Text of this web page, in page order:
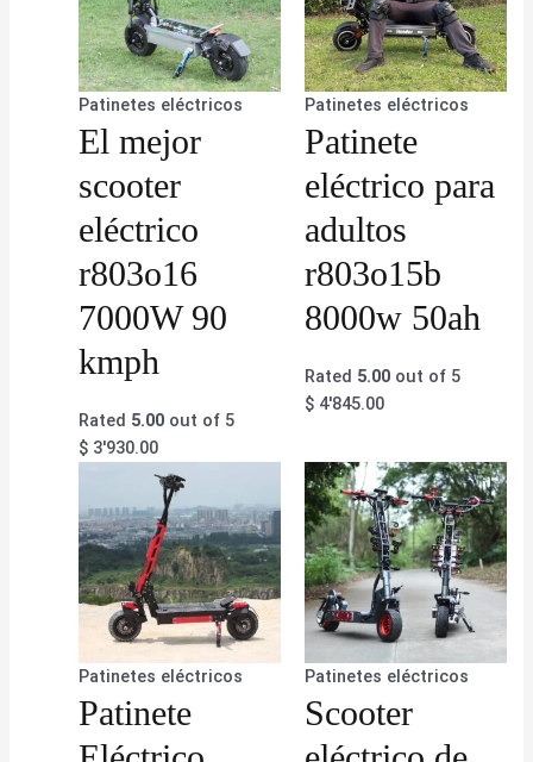
Patinetes eléctricos
El mejor
scooter
eléctrico
r803o16
7000W 90
kmph
Rated 5.00 out of 5
$ 3'930.00
Patinetes eléctricos
Patinete
eléctrico para
adultos
r803o15b
8000w 50ah
Rated 5.00out of 5
$4'845.00
Patinetes eléctricos
Patinete
Patinetes eléctricos
Scooter